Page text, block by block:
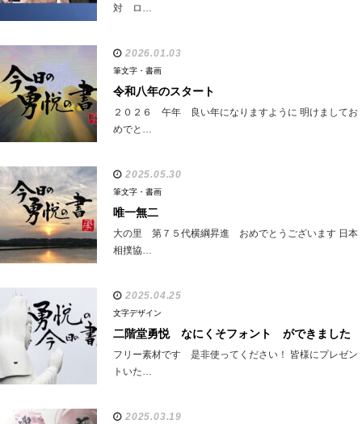
対 ロ…
2026.01.03
筆文字・書画
令和八年のスタート
２０２６ 午年 良い年になりますように 明けましてお
めでと…
2025.05.30
筆文字・書画
唯一無二
大の里 第７５代横綱昇進 おめでとうございます 日本
相撲協…
2025.04.25
文字デザイン
二階堂勇悦 なにくそフォント ができました
フリー素材です 是非使ってください！ 皆様にプレゼン
トいた…
2025.03.19